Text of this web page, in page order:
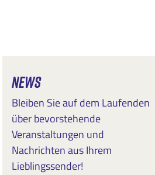
NEWS
Bleiben Sie auf dem Laufenden
über bevorstehende
Veranstaltungen und
Nachrichten aus Ihrem
Lieblingssender!